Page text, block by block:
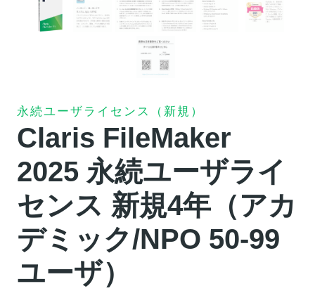
永続ユーザライセンス（新規）
Claris FileMaker
2025 永続ユーザライ
センス 新規4年（アカ
デミック/NPO 50-99
ユーザ）